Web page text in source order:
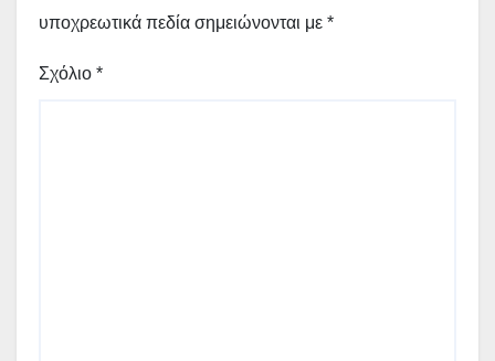
υποχρεωτικά πεδία σημειώνονται με *
Σχόλιο *